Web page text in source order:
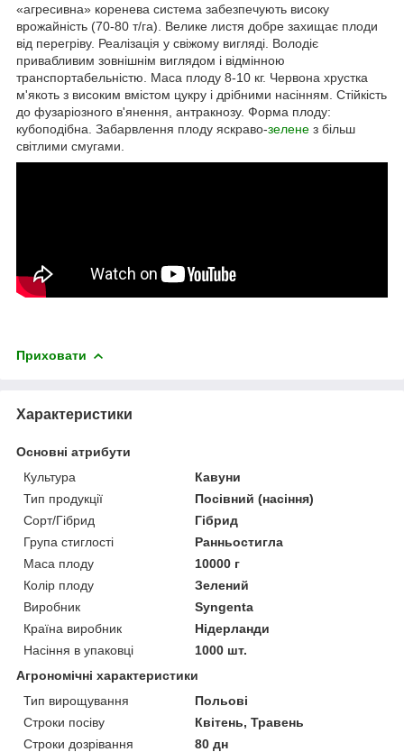
«агресивна» коренева система забезпечують високу
врожайність (70-80 т/га). Велике листя добре захищає плоди
від перегріву. Реалізація у свіжому вигляді. Володіє
привабливим зовнішнім виглядом і відмінною
транспортабельністю. Маса плоду 8-10 кг. Червона хрустка
м'якоть з високим вмістом цукру і дрібними насінням. Стійкість
до фузаріозного в'янення, антракнозу. Форма плоду:
кубоподібна. Забарвлення плоду яскраво-зелене з більш
світлими смугами.
Приховати
Характеристики
Основні атрибути
Культура
Кавуни
Тип продукції
Посівний (насіння)
Сорт/Гібрид
Гібрид
Група стиглості
Ранньостигла
Маса плоду
10000 г
Колір плоду
Зелений
Виробник
Syngenta
Країна виробник
Нідерланди
Насіння в упаковці
1000 шт.
Агрономічні характеристики
Тип вирощування
Польові
Строки посіву
Квітень, Травень
Строки дозрівання
80 дн